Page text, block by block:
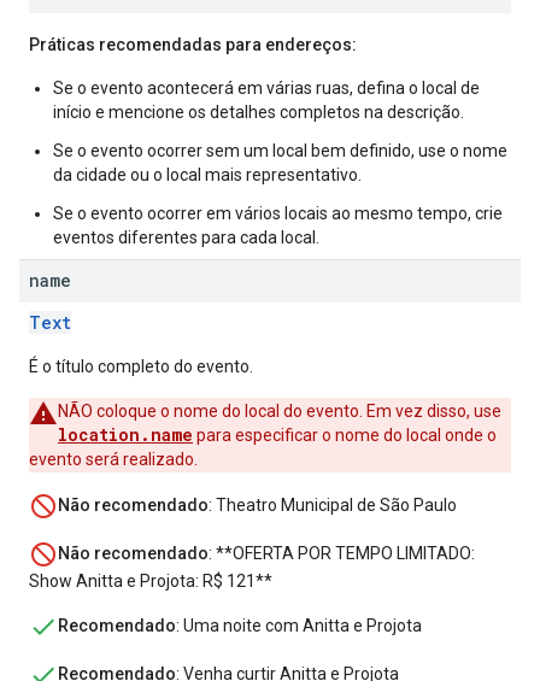
Práticas recomendadas para endereços:
Se o evento acontecerá em várias ruas, defina o local de
início e mencione os detalhes completos na descrição.
Se o evento ocorrer sem um local bem definido, use o nome
da cidade ou o local mais representativo.
Se o evento ocorrer em vários locais ao mesmo tempo, crie
eventos diferentes para cada local.
name
Text
É o título completo do evento.
NÃO coloque o nome do local do evento. Em vez disso, use
location.name para especificar o nome do local onde o
evento será realizado.
Não recomendado: Theatro Municipal de São Paulo
Não recomendado: **OFERTA POR TEMPO LIMITADO:
Show Anitta e Projota: R$ 121**
Recomendado: Uma noite com Anitta e Projota
Recomendado: Venha curtir Anitta e Projota